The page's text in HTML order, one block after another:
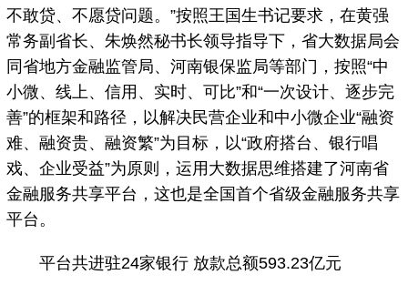
不敢贷、不愿贷问题。”按照王国生书记要求，在黄强
常务副省长、朱焕然秘书长领导指导下，省大数据局会
同省地方金融监管局、河南银保监局等部门，按照“中
小微、线上、信用、实时、可比”和“一次设计、逐步完
善”的框架和路径，以解决民营企业和中小微企业“融资
难、融资贵、融资繁”为目标，以“政府搭台、银行唱
戏、企业受益”为原则，运用大数据思维搭建了河南省
金融服务共享平台，这也是全国首个省级金融服务共享
平台。
平台共进驻24家银行 放款总额593.23亿元